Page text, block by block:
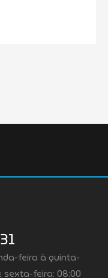
feira à quinta-
sexta-feira: 08:00